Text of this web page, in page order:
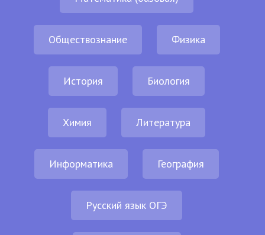
Обществознание Физика
История Биология
Химия Литература
Информатика География
Русский язык ОГЭ